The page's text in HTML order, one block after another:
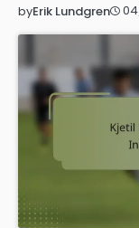
byErik Lundgren